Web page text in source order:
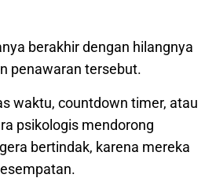
berakhir dengan hilangnya
penawaran tersebut.
waktu, countdown timer, atau
psikologis mendorong
bertindak, karena mereka